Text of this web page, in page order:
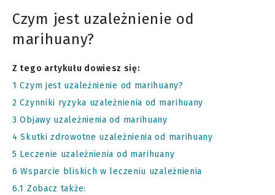
Czym jest uzależnienie od
marihuany?
Z tego artykułu dowiesz się:
1 Czym jest uzależnienie od marihuany?
2 Czynniki ryzyka uzależnienia od marihuany
3 Objawy uzależnienia od marihuany
4 Skutki zdrowotne uzależnienia od marihuany
5 Leczenie uzależnienia od marihuany
6 Wsparcie bliskich w leczeniu uzależnienia
6.1 Zobacz także: